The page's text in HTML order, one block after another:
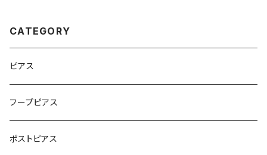
CATEGORY
ピアス
フープピアス
ポストピアス